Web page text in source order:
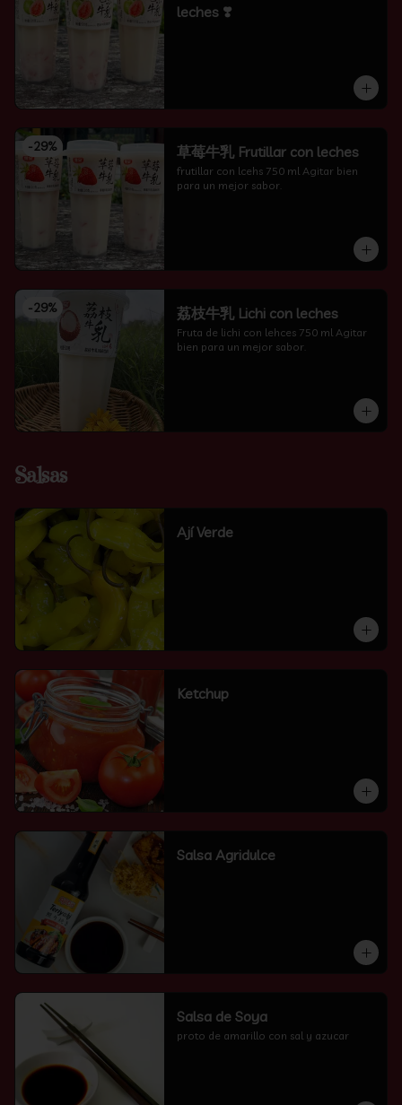
leches ❣️
-29% 草莓牛乳 Frutillar con leches
frutillar con lcehs 750 ml Agitar bien
para un mejor sabor.
-29% 荔枝牛乳 Lichi con leches
Fruta de lichi con lehces 750 ml Agitar
bien para un mejor sabor.
Salsas
Ají Verde
Ketchup
Salsa Agridulce
Salsa de Soya
proto de amarillo con sal y azucar